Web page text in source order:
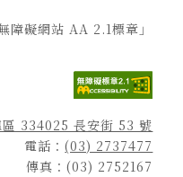
障礙網站 AA 2.1標章」
區 334025 長安街 53 號
電話：(03) 2737477
傳真：(03) 2752167